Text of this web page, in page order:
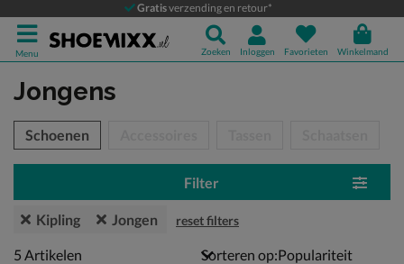
Gratisverzending en retour*
Menu Zoeken Inloggen Favorieten Winkelmand
Jongens
over
Schoenen
Filter
Kipling Jongen reset filters
5 artikelen
5 Artikelen Sorteren op: